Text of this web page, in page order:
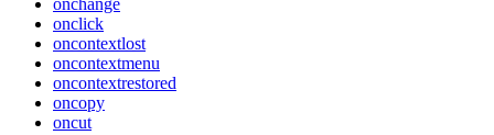
onclick
oncontextlost
oncontextmenu
oncontextrestored
oncopy
oncut